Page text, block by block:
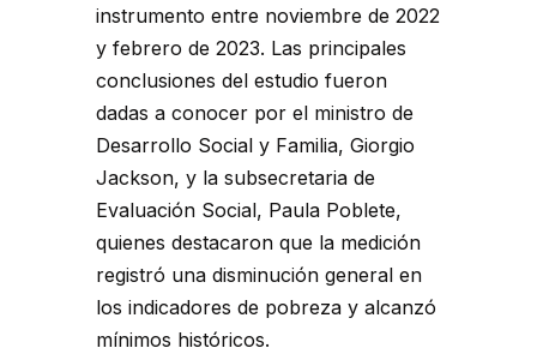
instrumento entre noviembre de 2022
y febrero de 2023. Las principales
conclusiones del estudio fueron
dadas a conocer por el ministro de
Desarrollo Social y Familia, Giorgio
Jackson, y la subsecretaria de
Evaluación Social, Paula Poblete,
quienes destacaron que la medición
registró una disminución general en
los indicadores de pobreza y alcanzó
mínimos históricos.